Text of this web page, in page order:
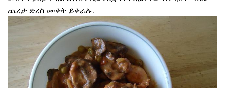
ጨረታ ድረስ ሙቀት ይቀራሉ.